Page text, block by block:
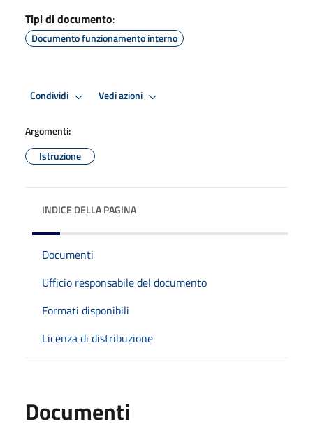
Tipi di documento:
Documento funzionamento interno
Condividi Vedi azioni
Argomenti:
Istruzione
INDICE DELLA PAGINA
Documenti
Ufficio responsabile del documento
Formati disponibili
Licenza di distribuzione
Documenti